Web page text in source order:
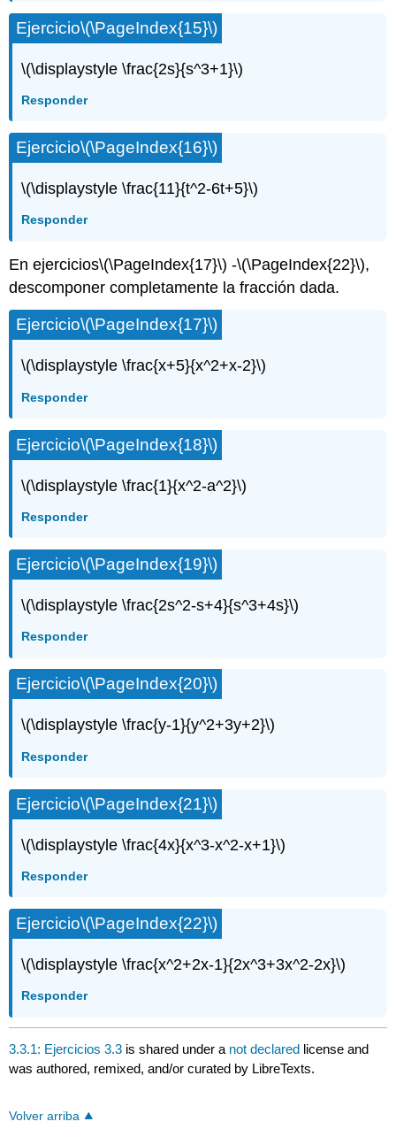
Ejercicio\(\PageIndex{15}\)
\(\displaystyle \frac{2s}{s^3+1}\)
Responder
Ejercicio\(\PageIndex{16}\)
\(\displaystyle \frac{11}{t^2-6t+5}\)
Responder
En ejercicios\(\PageIndex{17}\) -\(\PageIndex{22}\),
descomponer completamente la fracción dada.
Ejercicio\(\PageIndex{17}\)
\(\displaystyle \frac{x+5}{x^2+x-2}\)
Responder
Ejercicio\(\PageIndex{18}\)
\(\displaystyle \frac{1}{x^2-a^2}\)
Responder
Ejercicio\(\PageIndex{19}\)
\(\displaystyle \frac{2s^2-s+4}{s^3+4s}\)
Responder
Ejercicio\(\PageIndex{20}\)
\(\displaystyle \frac{y-1}{y^2+3y+2}\)
Responder
Ejercicio\(\PageIndex{21}\)
\(\displaystyle \frac{4x}{x^3-x^2-x+1}\)
Responder
Ejercicio\(\PageIndex{22}\)
\(\displaystyle \frac{x^2+2x-1}{2x^3+3x^2-2x}\)
Responder
3.3.1: Ejercicios 3.3 is shared under a not declared license and
was authored, remixed, and/or curated by LibreTexts.
Volver arriba